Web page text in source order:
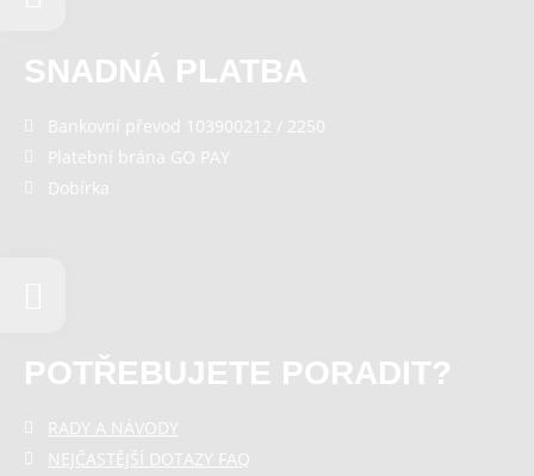
SNADNÁ PLATBA
Bankovní převod 103900212 / 2250
Platební brána GO PAY
Dobírka
POTŘEBUJETE PORADIT?
RADY A NÁVODY
NEJČASTĚJŠÍ DOTAZY FAQ